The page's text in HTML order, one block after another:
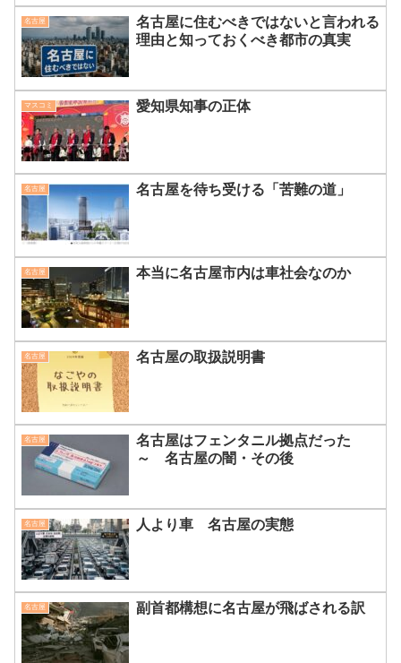
名古屋
名古屋に住むべきではないと言われる
理由と知っておくべき都市の真実
マスコミ 愛知県知事の正体
名古屋 名古屋を待ち受ける「苦難の道」
名古屋 本当に名古屋市内は車社会なのか
名古屋 名古屋の取扱説明書
名古屋
名古屋はフェンタニル拠点だった
～ 名古屋の闇・その後
名古屋 人より車 名古屋の実態
名古屋 副首都構想に名古屋が飛ばされる訳